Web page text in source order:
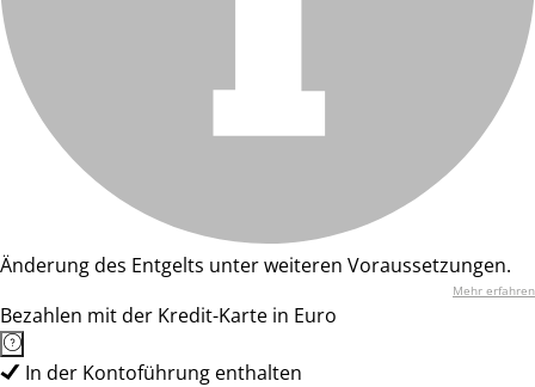
Änderung des Entgelts unter weiteren Voraussetzungen.
Mehr erfahren
Bezahlen mit der Kredit-Karte in Euro
In der Kontoführung enthalten